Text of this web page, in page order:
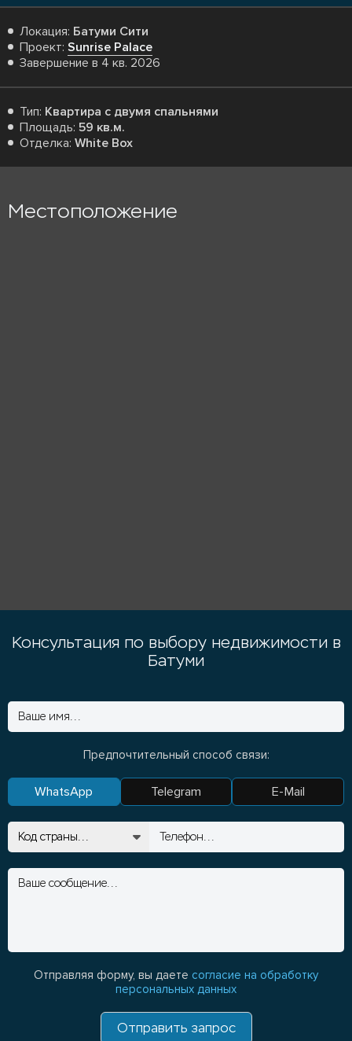
Локация: Батуми Сити
Проект: Sunrise Palace
Завершение в 4 кв. 2026
Тип: Квартира с двумя спальнями
Площадь: 59 кв.м.
Отделка: White Box
Местоположение
Консультация по выбору недвижимости в
Батуми
Предпочтительный способ связи:
WhatsApp Telegram E-Mail
Отправляя форму, вы даете согласие на обработку
персональных данных
Отправить запрос